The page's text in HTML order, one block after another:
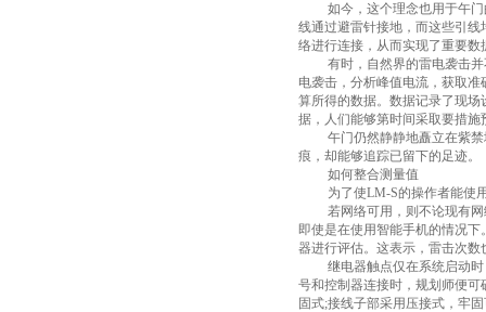
如今，这个理念也用于午
线通过避雷针接地，而这些引线
络进行连接，从而实现了重要
有时，自然界的雷电袭击
电袭击，分析峰值电流，获取
算所得的数据。数据记录了现
据，人们能够第时间采取要措
午门仍然静静地矗立在紫
痕，却能够追踪已留下的足迹。
如何整合测量值
为了使LM-S的操作者能使
若网络可用，则不论现有
即使是在使用智能手机的情况
器进行评估。这表示，雷击次数
继电器触点仅在系统启动
号和控制器连接时，规划师便
固式;接线子部采用压接式，牢